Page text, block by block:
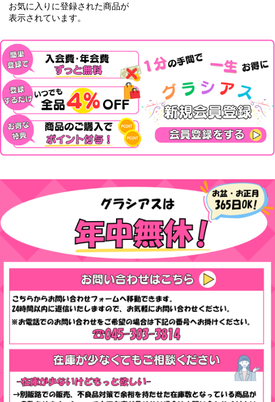
お気に入りに登録された商品が
表示されています。